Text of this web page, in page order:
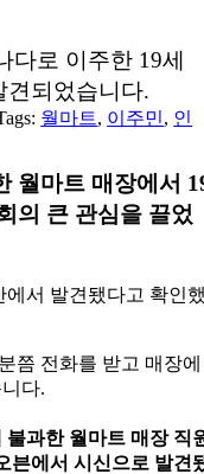
다로 이주한 19세
견되었습니다.
월마트, 이주민, 인
월마트 매장에서
의 큰 관심을 끌었
서 발견됐다고 확인
쯤 전화를 받고 매장에
다.
과한 월마트 매장 직
븐에서 시신으로 발견